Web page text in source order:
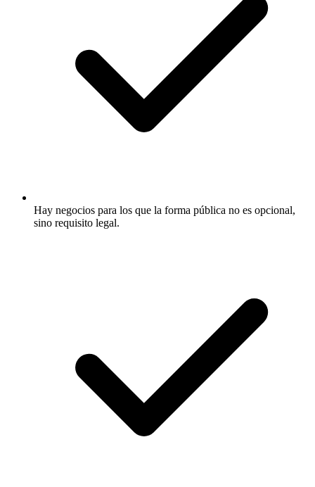
Hay negocios para los que la forma pública no es opcional,
sino requisito legal.